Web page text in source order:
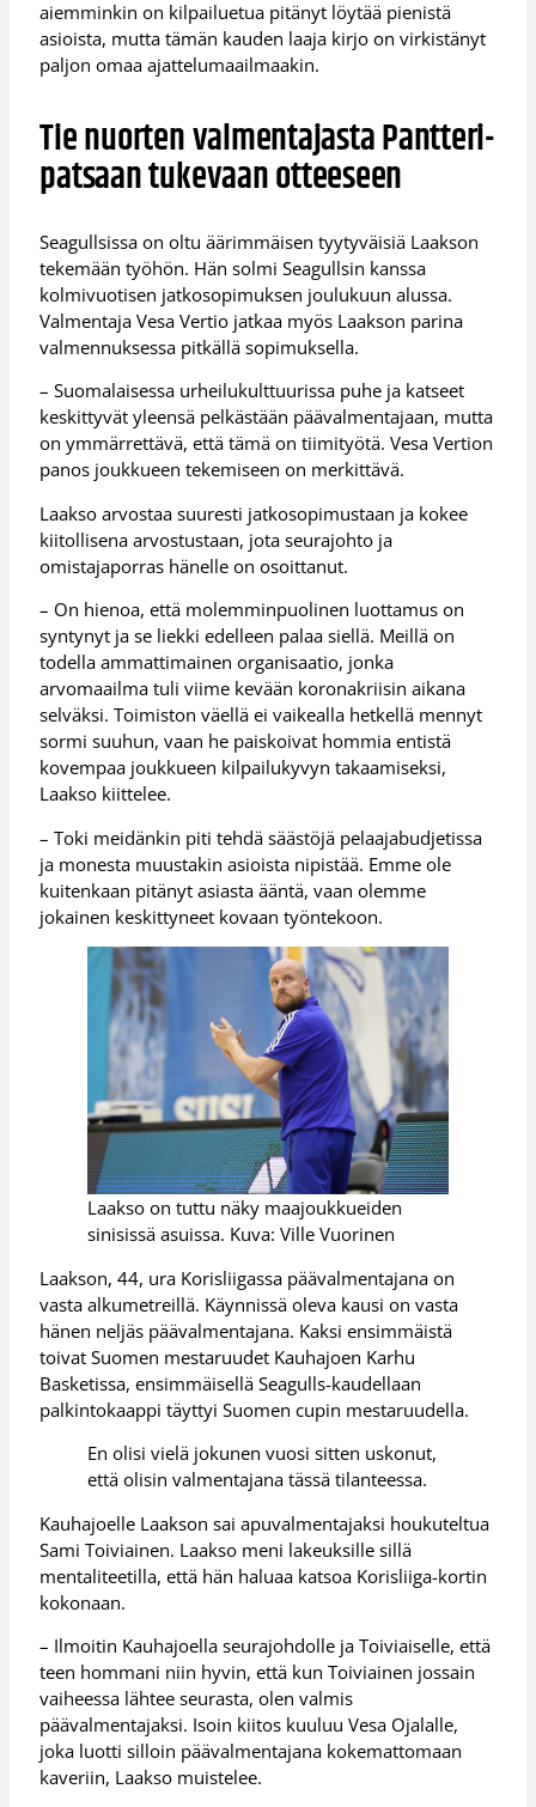
aiemminkin on kilpailuetua pitänyt löytää pienistä
asioista, mutta tämän kauden laaja kirjo on virkistänyt
paljon omaa ajattelumaailmaakin.
Tie nuorten valmentajasta Pantteri-
patsaan tukevaan otteeseen
Seagullsissa on oltu äärimmäisen tyytyväisiä Laakson
tekemään työhön. Hän solmi Seagullsin kanssa
kolmivuotisen jatkosopimuksen joulukuun alussa.
Valmentaja Vesa Vertio jatkaa myös Laakson parina
valmennuksessa pitkällä sopimuksella.
– Suomalaisessa urheilukulttuurissa puhe ja katseet
keskittyvät yleensä pelkästään päävalmentajaan, mutta
on ymmärrettävä, että tämä on tiimityötä. Vesa Vertion
panos joukkueen tekemiseen on merkittävä.
Laakso arvostaa suuresti jatkosopimustaan ja kokee
kiitollisena arvostustaan, jota seurajohto ja
omistajaporras hänelle on osoittanut.
– On hienoa, että molemminpuolinen luottamus on
syntynyt ja se liekki edelleen palaa siellä. Meillä on
todella ammattimainen organisaatio, jonka
arvomaailma tuli viime kevään koronakriisin aikana
selväksi. Toimiston väellä ei vaikealla hetkellä mennyt
sormi suuhun, vaan he paiskoivat hommia entistä
kovempaa joukkueen kilpailukyvyn takaamiseksi,
Laakso kiittelee.
– Toki meidänkin piti tehdä säästöjä pelaajabudjetissa
ja monesta muustakin asioista nipistää. Emme ole
kuitenkaan pitänyt asiasta ääntä, vaan olemme
jokainen keskittyneet kovaan työntekoon.
Laakso on tuttu näky maajoukkueiden
sinisissä asuissa. Kuva: Ville Vuorinen
Laakson, 44, ura Korisliigassa päävalmentajana on
vasta alkumetreillä. Käynnissä oleva kausi on vasta
hänen neljäs päävalmentajana. Kaksi ensimmäistä
toivat Suomen mestaruudet Kauhajoen Karhu
Basketissa, ensimmäisellä Seagulls-kaudellaan
palkintokaappi täyttyi Suomen cupin mestaruudella.
En olisi vielä jokunen vuosi sitten uskonut,
että olisin valmentajana tässä tilanteessa.
Kauhajoelle Laakson sai apuvalmentajaksi houkuteltua
Sami Toiviainen. Laakso meni lakeuksille sillä
mentaliteetilla, että hän haluaa katsoa Korisliiga-kortin
kokonaan.
– Ilmoitin Kauhajoella seurajohdolle ja Toiviaiselle, että
teen hommani niin hyvin, että kun Toiviainen jossain
vaiheessa lähtee seurasta, olen valmis
päävalmentajaksi. Isoin kiitos kuuluu Vesa Ojalalle,
joka luotti silloin päävalmentajana kokemattomaan
kaveriin, Laakso muistelee.